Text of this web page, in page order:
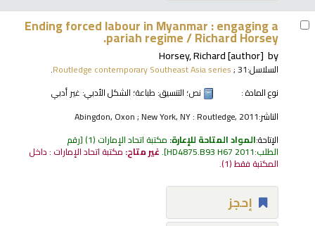
Ending forced labour in Myanmar : engaging a
pariah regime /Richard Horsey.
by
Horsey, Richard[author]
السلاسل: Routledge contemporary Southeast Asia series; 31.
نوع المادة :
نص؛ التنسيق: طباعة؛ الشكل الأدبي: غير أدبي
الناشر:Abingdon, Oxon ; New York, NY : Routledge, 2011
الإتاحة:المواد المتاحة للإعارة: مكتبة اتحاد الإمارات (1) رقم
الطلب:HD4875.B93 H67 2011
.غير متاح: مكتبة اتحاد الإمارات : داخل
المكتبة فقط(1).
إحجز